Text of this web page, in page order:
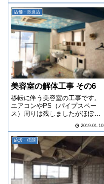
店舗・飲食店
美容室の解体工事 その6
移転に伴う美容室の工事です。
エアコンやPS（パイプスペー
ス）周りは残しましたがほぼス
2019.01.10
施設・病院